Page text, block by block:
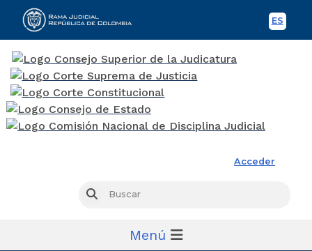
ES
Acceder
Buscar
Menú